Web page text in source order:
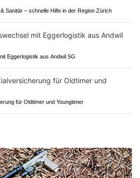
Sanitär – schnelle Hilfe in der Region Zürich
Eggerlogistik aus Andwil SG
für Oldtimer und Youngtimer